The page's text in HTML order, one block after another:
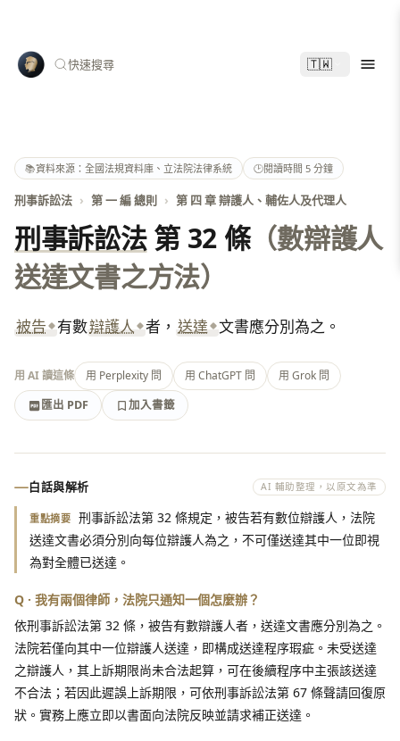
快速搜尋 🇹🇼
📚資料來源：全國法規資料庫、立法院法律系統 🕑閱讀時間 5 分鐘
刑事訴訟法 › 第 一 編 總則 › 第 四 章 辯護人、輔佐人及代理人
刑事訴訟法第 32 條（數辯護人
送達文書之方法）
被告 有數辯護人 者， 送達 文書應分別為之。
用 AI 讀這條 用 Perplexity 問 用 ChatGPT 問
用 Grok 問
匯出 PDF
加入書籤
匯出 PDF
加入書籤
白話與解析 AI 輔助整理，以原文為準
重點摘要 刑事訴訟法第 32 條規定，被告若有數位辯護人，法院
送達文書必須分別向每位辯護人為之，不可僅送達其中一位即視
為對全體已送達。
Q · 我有兩個律師，法院只通知一個怎麼辦？
依刑事訴訟法第 32 條，被告有數辯護人者，送達文書應分別為之。
法院若僅向其中一位辯護人送達，即構成送達程序瑕疵。未受送達
之辯護人，其上訴期限尚未合法起算，可在後續程序中主張該送達
不合法；若因此遲誤上訴期限，可依刑事訴訟法第 67 條聲請回復原
狀。實務上應立即以書面向法院反映並請求補正送達。